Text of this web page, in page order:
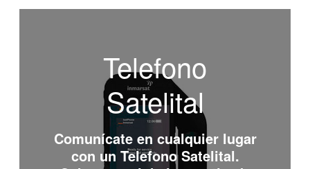
Telefono
Satelital
Comunícate en cualquier lugar
con un Telefono Satelital.